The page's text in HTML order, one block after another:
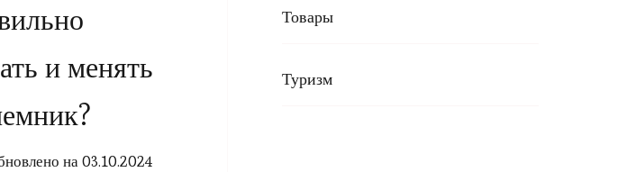
и менять
на03.10.2024
Товары
Туризм